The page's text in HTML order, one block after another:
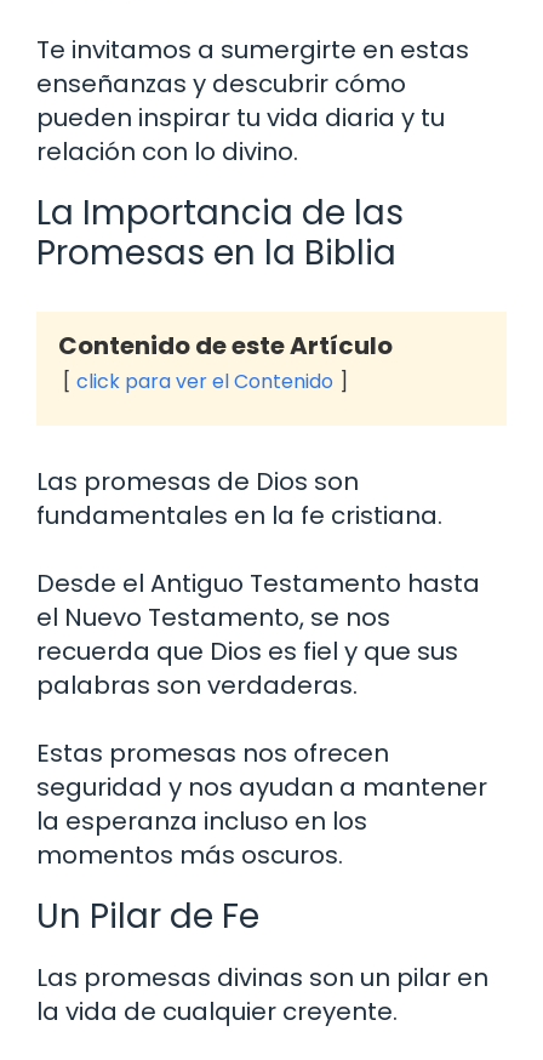
Te invitamos a sumergirte en estas
enseñanzas y descubrir cómo
pueden inspirar tu vida diaria y tu
relación con lo divino.
La Importancia de las
Promesas en la Biblia
Contenido de este Artículo
click para ver el Contenido
Las promesas de Dios son
fundamentales en la fe cristiana.
Desde el Antiguo Testamento hasta
el Nuevo Testamento, se nos
recuerda que Dios es fiel y que sus
palabras son verdaderas.
Estas promesas nos ofrecen
seguridad y nos ayudan a mantener
la esperanza incluso en los
momentos más oscuros.
Un Pilar de Fe
Las promesas divinas son un pilar en
la vida de cualquier creyente.